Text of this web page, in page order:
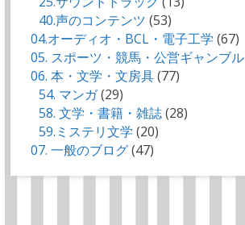
40.声のコンテンツ (53)
04.オーディオ・BCL・電子工学 (67)
05. スポーツ・競馬・公営ギャンブル
06. 本・文学・文房具(77)
54. マンガ(29)
58. 文学・書籍・雑誌(28)
59.ミステリ文学 (20)
07. 一般のブログ(47)